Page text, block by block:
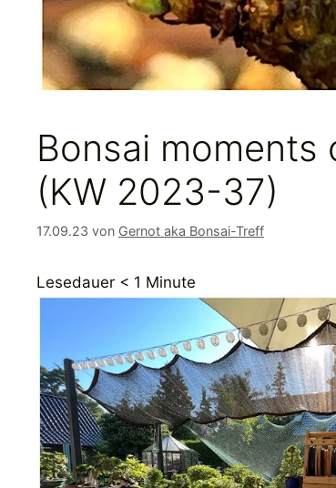
Bonsai
(KW 2023-37)
17.09.23 von Gernot aka Bonsai-Treff
Lesedauer < 1 Minute